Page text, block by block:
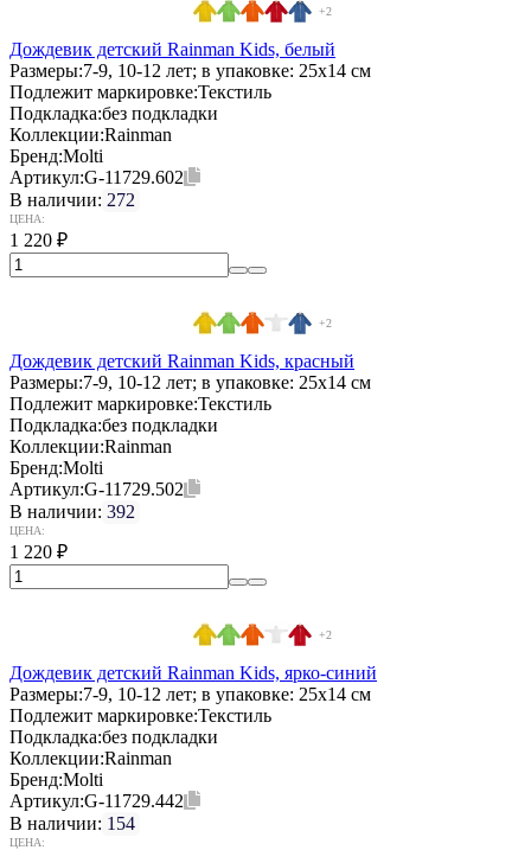
+2
Дождевик детский Rainman Kids, белый
Размеры:7-9, 10-12 лет; в упаковке: 25x14 см
Подлежит маркировке:Текстиль
Подкладка:без подкладки
Коллекции:Rainman
Бренд:Molti
Артикул:G-11729.602
В наличии: 272
ЦЕНА:
1 220 ₽
+2
Дождевик детский Rainman Kids, красный
Размеры:7-9, 10-12 лет; в упаковке: 25x14 см
Подлежит маркировке:Текстиль
Подкладка:без подкладки
Коллекции:Rainman
Бренд:Molti
Артикул:G-11729.502
В наличии: 392
ЦЕНА:
1 220 ₽
+2
Дождевик детский Rainman Kids, ярко-синий
Размеры:7-9, 10-12 лет; в упаковке: 25x14 см
Подлежит маркировке:Текстиль
Подкладка:без подкладки
Коллекции:Rainman
Бренд:Molti
Артикул:G-11729.442
В наличии: 154
ЦЕНА: